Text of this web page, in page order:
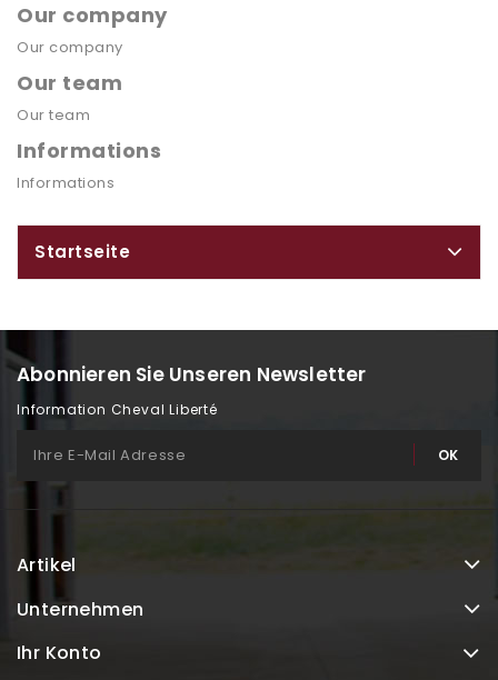
Our company
Our company
Our team
Our team
Informations
Informations
Startseite
Abonnieren Sie Unseren Newsletter
Information Cheval Liberté
Artikel
Unternehmen
Ihr Konto